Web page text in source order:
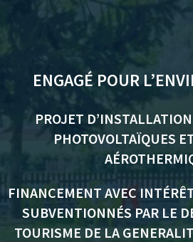
ENGAGÉ POUR
PROJET
PHOTOVOLTAÏQUES
FINANCEMENT AVEC
SUBVENTIONNÉS PAR LE
TOURISME DE LA